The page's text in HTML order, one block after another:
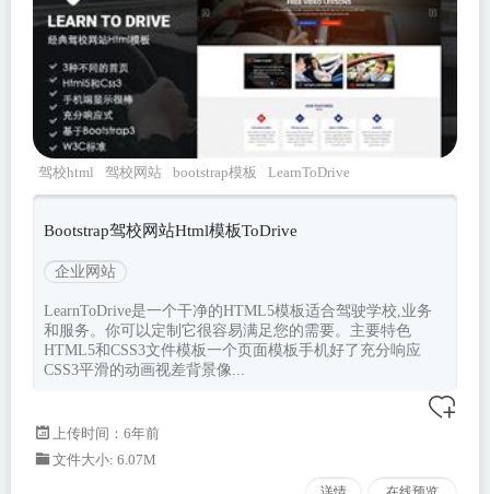
驾校html 驾校网站 bootstrap模板 LearnToDrive
Bootstrap驾校网站Html模板ToDrive
企业网站
LearnToDrive是一个干净的HTML5模板适合驾驶学校,业务
和服务。你可以定制它很容易满足您的需要。主要特色
HTML5和CSS3文件模板一个页面模板手机好了充分响应
CSS3平滑的动画视差背景像...
上传时间：6年前
文件大小: 6.07M